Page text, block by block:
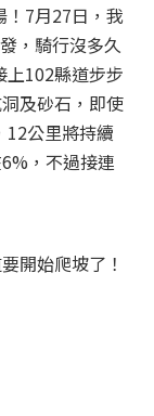
！7月27日，我
，騎行沒多久
上102縣道步步
及砂石，即使
12公里將持續
，不過接連
開始爬坡了！